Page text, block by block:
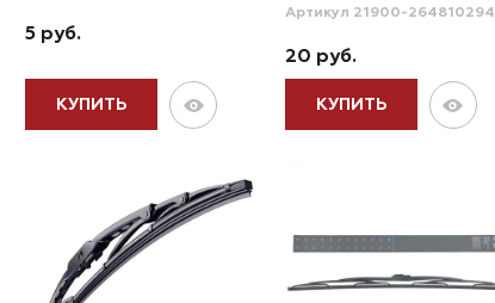
5 руб.
КУПИТЬ
Артикул 21900-264810294
20 руб.
КУПИТЬ